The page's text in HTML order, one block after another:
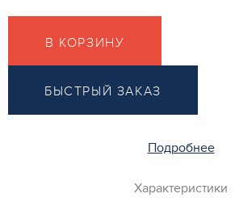
В КОРЗИНУ
БЫСТРЫЙ ЗАКАЗ
Подробнее
Характеристики